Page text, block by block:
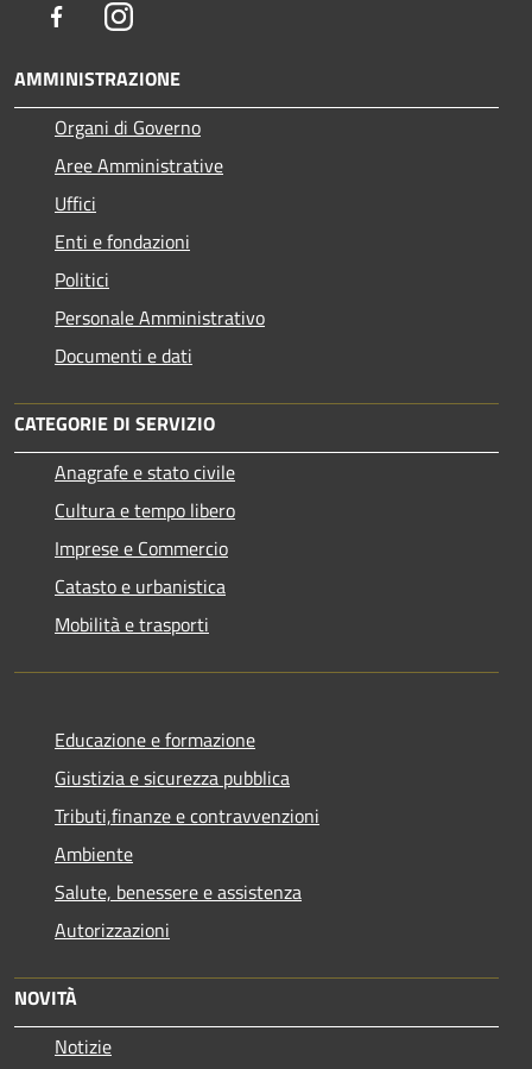
FacebookInstagram
AMMINISTRAZIONE
Organi di Governo
Aree Amministrative
Uffici
Enti e fondazioni
Politici
Personale Amministrativo
Documenti e dati
CATEGORIE DI SERVIZIO
Anagrafe e stato civile
Cultura e tempo libero
Imprese e Commercio
Catasto e urbanistica
Mobilità e trasporti
Educazione e formazione
Giustizia e sicurezza pubblica
Tributi,finanze e contravvenzioni
Ambiente
Salute, benessere e assistenza
Autorizzazioni
NOVITÀ
Notizie